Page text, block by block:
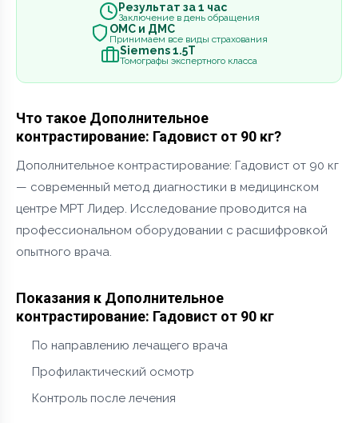
Результат за 1 час
Заключение в день обращения
ОМС и ДМС
Принимаем все виды страхования
Siemens 1.5Т
Томографы экспертного класса
Что такое Дополнительное
контрастирование: Гадовист от 90 кг?
Дополнительное контрастирование: Гадовист от 90 кг
— современный метод диагностики в медицинском
центре МРТ Лидер. Исследование проводится на
профессиональном оборудовании с расшифровкой
опытного врача.
Показания к Дополнительное
контрастирование: Гадовист от 90 кг
По направлению лечащего врача
Профилактический осмотр
Контроль после лечения